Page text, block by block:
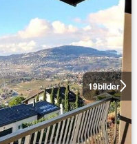
19bilder